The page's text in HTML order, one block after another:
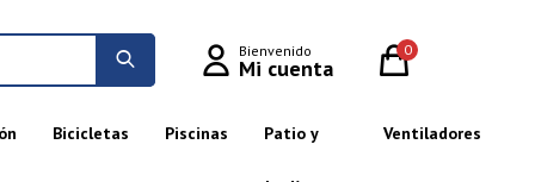
Bicicletas Piscinas Patio y Ventiladores
0